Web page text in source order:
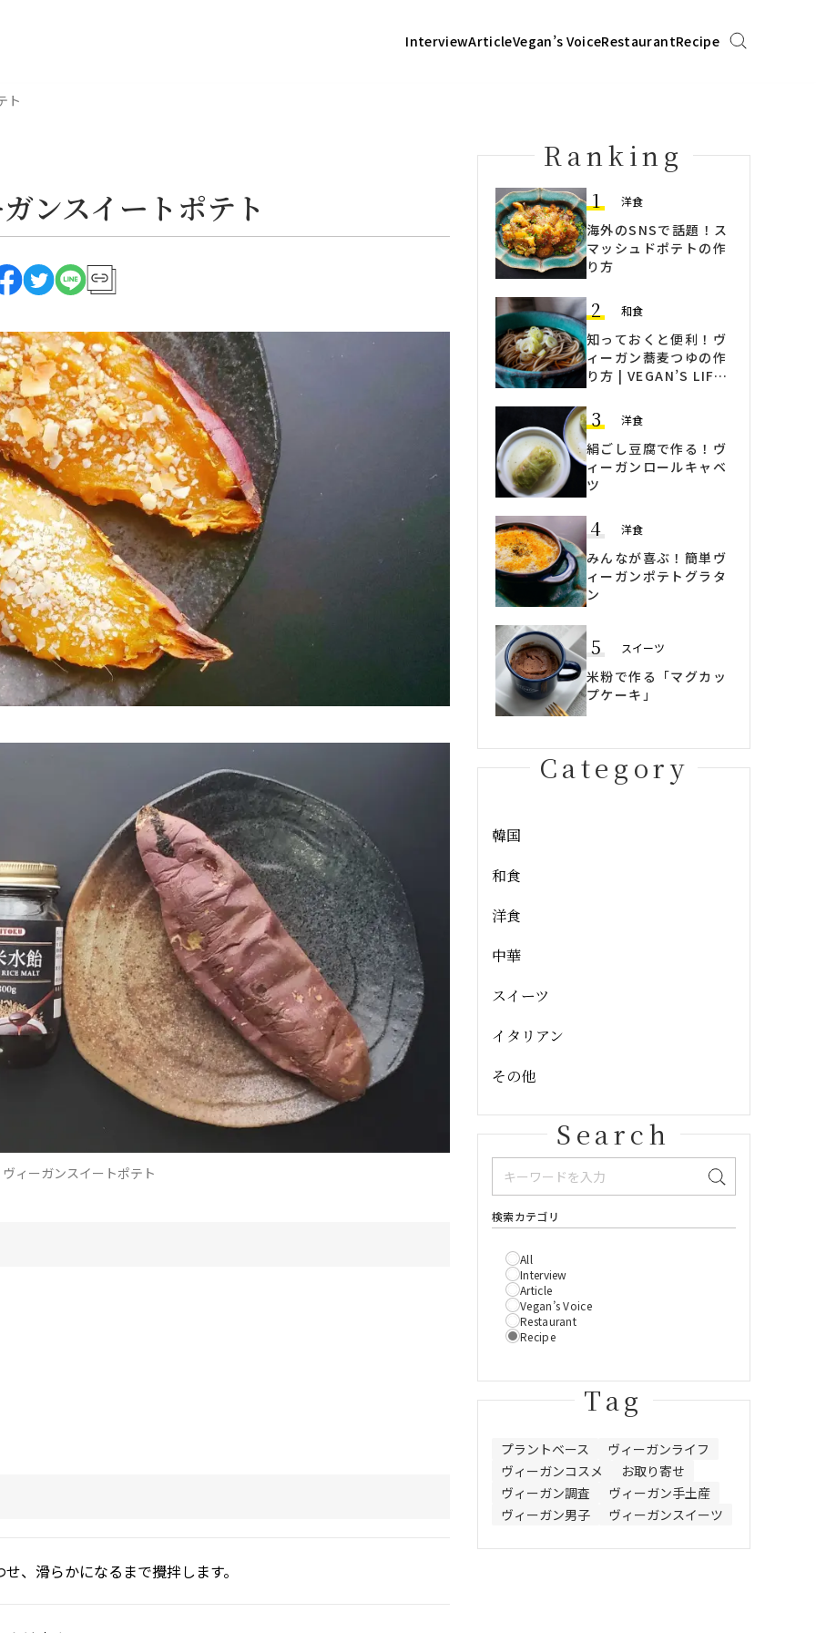
InterviewArticleVegan’s VoiceRestaurantRecipe
ト
ンスイートポテト
ィーガンスイートポテト
、滑らかになるまで攪拌します。
Ranking
1 洋食
海外のSNSで話題！ス
マッシュドポテトの作
り方
2 和食
知っておくと便利！ヴ
ィーガン蕎麦つゆの作
り方 | VEGAN’S LIFE
3 洋食
絹ごし豆腐で作る！ヴ
ィーガンロールキャベ
ツ
4 洋食
みんなが喜ぶ！簡単ヴ
ィーガンポテトグラタ
ン
5 スイーツ
米粉で作る「マグカッ
プケーキ」
Category
韓国
和食
洋食
中華
スイーツ
イタリアン
その他
Search
検索カテゴリ
All
Interview
Article
Vegan’s Voice
Restaurant
Recipe
Tag
プラントベース
ヴィーガンライフ
ヴィーガンコスメ
お取り寄せ
ヴィーガン調査
ヴィーガン手土産
ヴィーガン男子
ヴィーガンスイーツ